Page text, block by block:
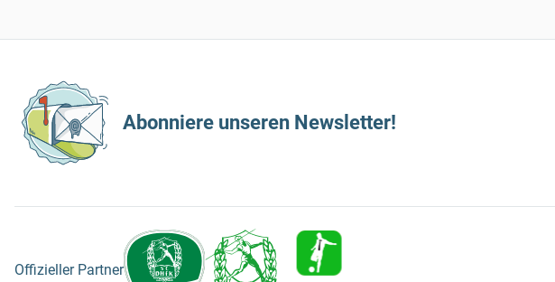
Abonniere unseren Newsletter!
Offizieller Partner